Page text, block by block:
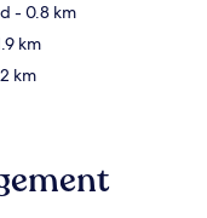
- 0.8 km
km
km